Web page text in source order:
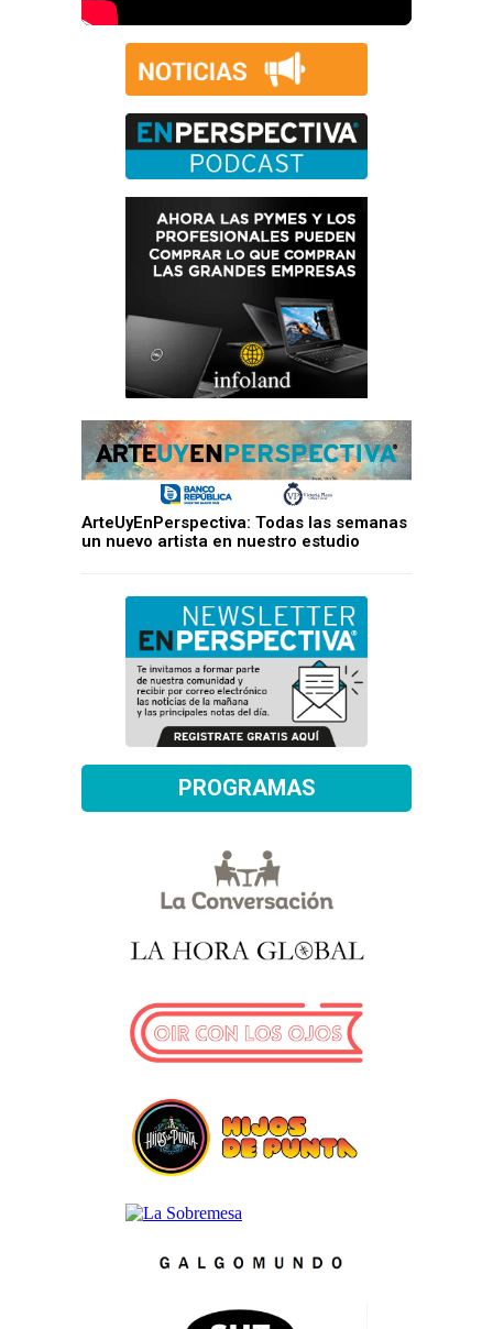
ArteUyEnPerspectiva: Todas las semanas
un nuevo artista en nuestro estudio
PROGRAMAS